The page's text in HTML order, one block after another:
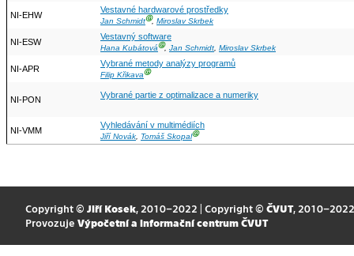
NI-EHW
Vestavné hardwarové prostředky
Jan SchmidtⒼ, Miroslav Skrbek
NI-ESW
Vestavný software
Hana KubátováⒼ, Jan Schmidt, Miroslav Skrbek
NI-APR
Vybrané metody analýzy programů
Filip KřikavaⒼ
NI-PON Vybrané partie z optimalizace a numeriky
NI-VMM
Vyhledávání v multimédiích
Jiří Novák, Tomáš SkopalⒼ
Copyright © Jiří Kosek, 2010–2022 | Copyright © ČVUT, 2010–2022
Provozuje Výpočetní a informační centrum ČVUT